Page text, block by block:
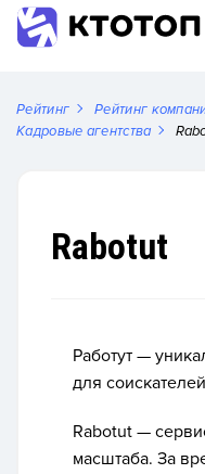
Рейтинг Рейтинг
Кадровые агентства
Rabotut
Работут —
для
Rabotut —
масштаба. За